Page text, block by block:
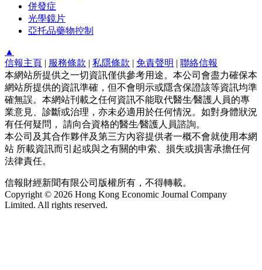
併發症
光學鏡片
亞托品藥物控制
▲
信報主頁 | 服務條款 | 私隱條款 | 免責聲明 | 聯絡信報
本網站所提供之一切資訊僅供參考用途。本公司會盡力確保本
網站所提供的資訊準確，但不會明示或隱含保證該等資訊均準
確無誤。本網站刊載之任何資訊不能取代醫生∕醫護人員的專
業意見、診斷或治理，亦未必適用於任何情況。如對身體狀況
有任何疑問， 請向合資格的醫生∕醫護人員諮詢。
本公司及其合作夥伴及第三方內容提供者一概不會就使用本網
站 所載資訊而引起或與之有關的申索、損失或損害承擔任何
法律責任。
信報財經新聞有限公司版權所有，不得轉載。
Copyright © 2026 Hong Kong Economic Journal Company
Limited. All rights reserved.